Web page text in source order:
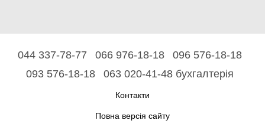
044 337-78-77 066 976-18-18
096 576-18-18
093 576-18-18
063 020-41-48 бухгалтерія
Контакти
Повна версія сайту